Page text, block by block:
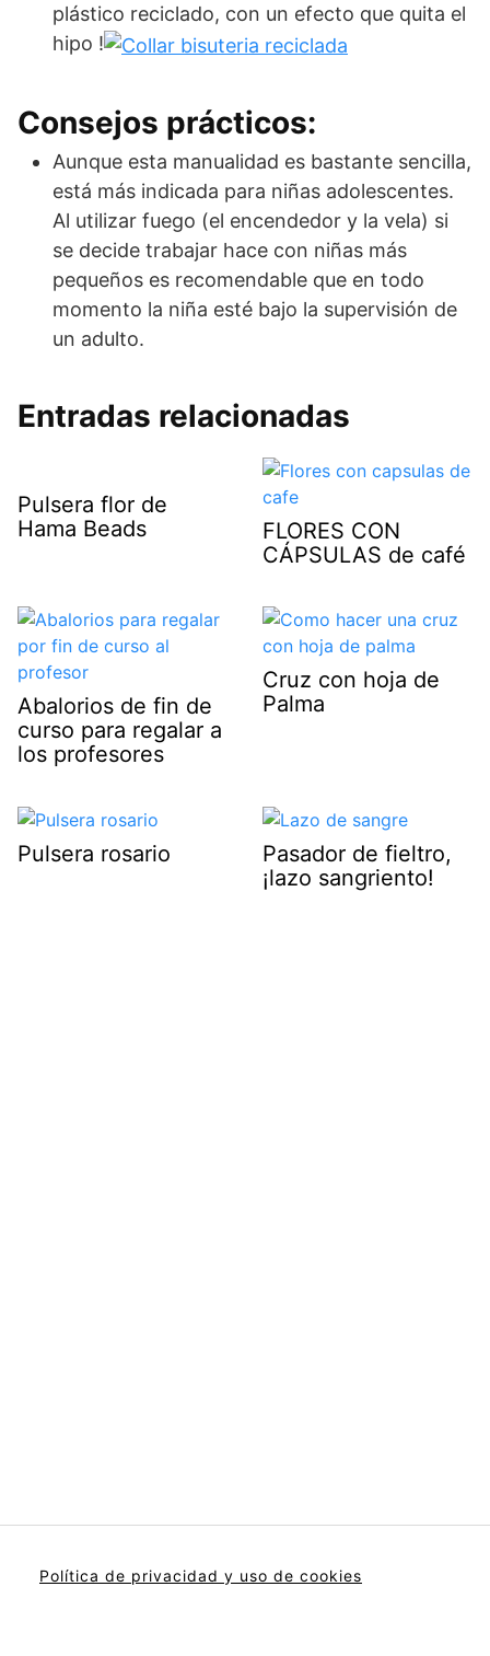
plástico reciclado, con un efecto que quita el
hipo !
Consejos prácticos:
Aunque esta manualidad es bastante sencilla,
está más indicada para niñas adolescentes.
Al utilizar fuego (el encendedor y la vela) si
se decide trabajar hace con niñas más
pequeños es recomendable que en todo
momento la niña esté bajo la supervisión de
un adulto.
Entradas relacionadas
Pulsera flor de
Hama Beads
FLORES CON
CÁPSULAS de café
Abalorios de fin de
curso para regalar a
los profesores
Cruz con hoja de
Palma
Pulsera rosario
Pasador de fieltro,
¡lazo sangriento!
Política de privacidad y uso de cookies